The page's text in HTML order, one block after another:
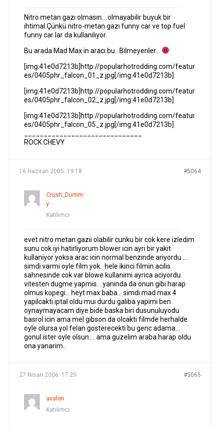
Nitro metan gazı olmasın….olmayabilir buyuk bir
ihtimal.Çünkü nitro-metan gazı funny car ve top fuel
funny car lar da kullanılıyor.
Bu arada Mad Max in aracı bu…Bilmeyenler…
[img:41e0d7213b]http://popularhotrodding.com/featur
es/0405phr_falcon_01_z.jpg[/img:41e0d7213b]
[img:41e0d7213b]http://popularhotrodding.com/featur
es/0405phr_falcon_02_z.jpg[/img:41e0d7213b]
[img:41e0d7213b]http://popularhotrodding.com/featur
es/0405phr_falcon_05_z.jpg[/img:41e0d7213b]
ROCK CHEVY
16 Haziran 2005: 19:18 #5064
Crush_Dumm
y
Katılımcı
evet nitro metan gazii olabilir cunku bir cok kere izledim
sunu cok iyi hatirliyorum blower icin ayri bir yakit
kullaniyor yoksa arac icin normal benzinde ariyordu ….
simdi varmi oyle film yok.. hele ikinci filmin acilis
sahnesinde cok var blowe kullanimi ayrica aciyordu
vitesten dugme yapmis… yaninda da onun gibi harap
olmus kopegi… heyt max baba… simdi mad max 4
yapilcakti iptal oldu muı durdu galiba yapimi ben
oynaymayacam diye bide baska biri dusunuluyodu
basrol icin ama mel gibson da olcakti filmde herhalde
oyle olursa yol felan gosterecekti bu genc adama…
gonul ister oyle olsun…. ama guzelim araba harap oldu
ona yanarim..
27 Nisan 2006: 17:20 #5065
avalon
Katılımcı